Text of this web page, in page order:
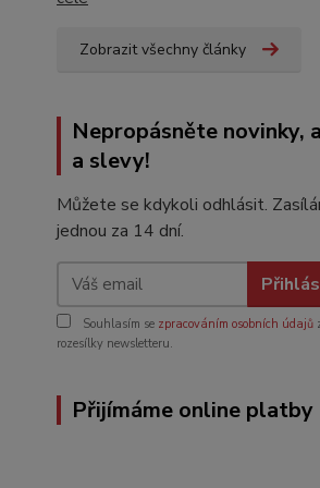
Zobrazit všechny články
Nepropásněte novinky,
a slevy!
Můžete se kdykoli odhlásit.
jednou za 14 dní.
Souhlasím se zpracováním osobních údajů
rozesílky newsletteru.
Přijímáme online platby